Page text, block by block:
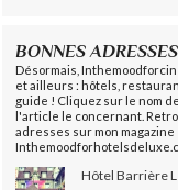
BONNES
Désormais,
et ailleurs : hôtels,
guide ! Cliquez sur le nom
l'article le concernant.
adresses sur mon
Hôtel Barrière